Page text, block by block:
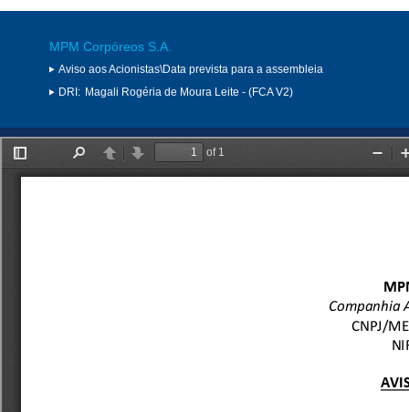
MPM Corpóreos S.A.
Aviso aos Acionistas\Data prevista para a assembleia
DRI: Magali Rogéria de Moura Leite - (FCA V2)